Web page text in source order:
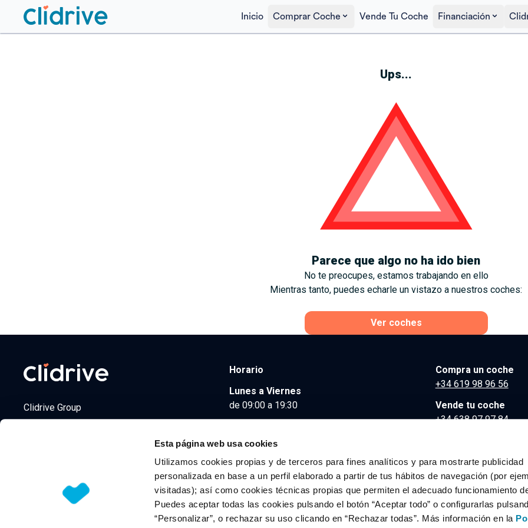
Esta página web usa cookies
Utilizamos cookies propias y de terceros para fines analíticos y para mostrarte publicidad
personalizada en base a un perfil elaborado a partir de tus hábitos de navegación (por
visitadas); así como cookies técnicas propias que permiten el adecuado funcionamiento
Puedes aceptar todas las cookies pulsando el botón “Aceptar todo” o configurarlas
“Personalizar”, o rechazar su uso clicando en “Rechazar todas”. Más información en la
Inicio Comprar Coche Vende Tu Coche Financiación
Ups...
Parece que algo no ha ido bien
No te preocupes, estamos trabajando en ello
Mientras tanto, puedes echarle un vistazo a nuestros coches:
Ver coches
Clidrive Group
Horario
Lunes a Viernes
de 09:00 a 19:30
Compra un coche
+34 619 98 96 56
Vende tu coche
+34 638 97 97 84
© 2026 CLIDRIVE CAPITAL, SOCIEDAD LIMITADA. Todos los derechos reservados.